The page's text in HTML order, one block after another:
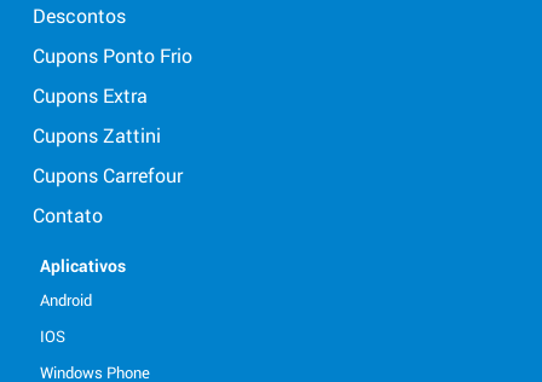
Descontos
Cupons Ponto Frio
Cupons Extra
Cupons Zattini
Cupons Carrefour
Contato
Aplicativos
Android
IOS
Windows Phone